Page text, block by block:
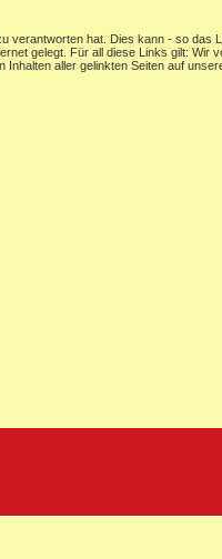
verantworten hat. Dies kann - so das
gelegt. Für all diese Links gilt: Wir
aller gelinkten Seiten auf